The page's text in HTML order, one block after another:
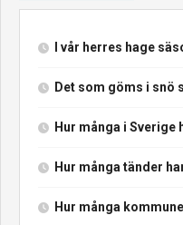
I vår herres hage
Det som göms i snö
Hur många i Sverige
Hur många tänder
Hur många